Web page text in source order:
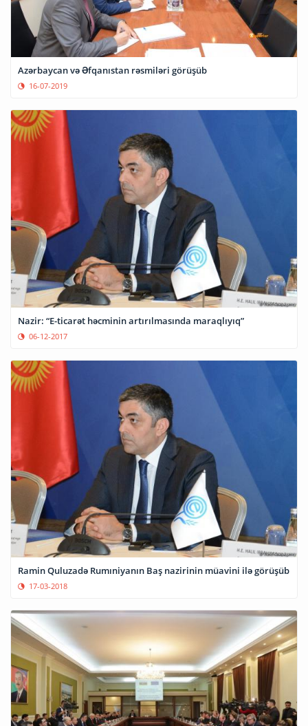
Azərbaycan və Əfqanıstan rəsmiləri görüşüb
16-07-2019
Nazir: “E-ticarət həcminin artırılmasında maraqlıyıq”
06-12-2017
Ramin Quluzadə Rumıniyanın Baş nazirinin müavini ilə görüşüb
17-03-2018